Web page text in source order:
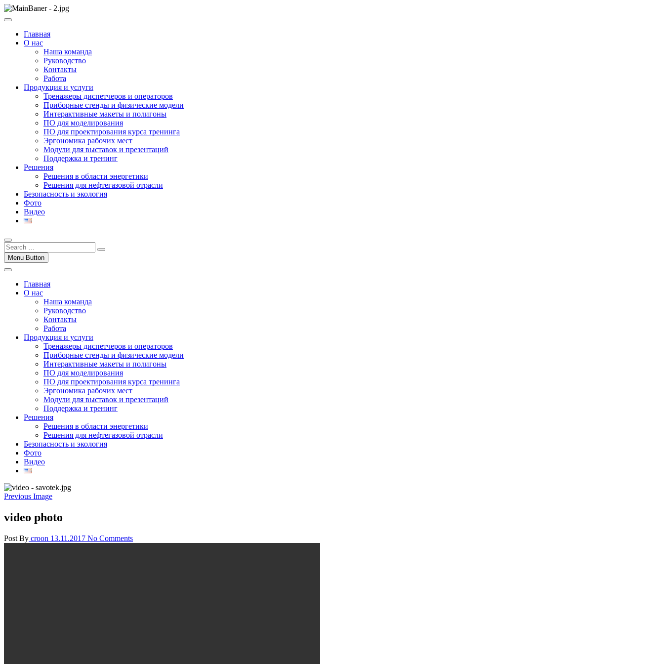
Skip
to
ООО НПП "АТП"
ООО НПП "АТП" – разработка тренажерных комплексов
Главная
О нас
Наша команда
Руководство
Контакты
Работа
Продукция и услуги
Тренажеры диспетчеров и операторов
Приборные стенды и физические модели
Интерактивные макеты и полигоны
ПО для моделирования
ПО для проектирования курса тренинга
Эргономика рабочих мест
Модули для выставок и презентаций
Поддержка и тренинг
Решения
Решения в области энергетики
Решения для нефтегазовой отрасли
Безопасность и экология
Фото
Видео
Menu Button
Главная
О нас
Наша команда
Руководство
Контакты
Работа
Продукция и услуги
Тренажеры диспетчеров и операторов
Приборные стенды и физические модели
Интерактивные макеты и полигоны
ПО для моделирования
ПО для проектирования курса тренинга
Эргономика рабочих мест
Модули для выставок и презентаций
Поддержка и тренинг
Решения
Решения в области энергетики
Решения для нефтегазовой отрасли
Безопасность и экология
Фото
Видео
Previous Image
video photo
Post By croon 13.11.2017 No Comments